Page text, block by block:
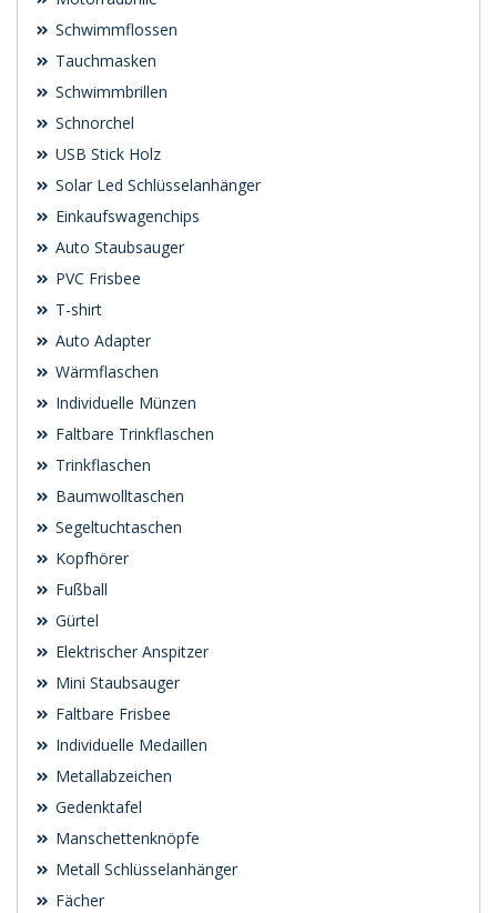
Schwimmflossen
Tauchmasken
Schwimmbrillen
Schnorchel
USB Stick Holz
Solar Led Schlüsselanhänger
Einkaufswagenchips
Auto Staubsauger
PVC Frisbee
T-shirt
Auto Adapter
Wärmflaschen
Individuelle Münzen
Faltbare Trinkflaschen
Trinkflaschen
Baumwolltaschen
Segeltuchtaschen
Kopfhörer
Fußball
Gürtel
Elektrischer Anspitzer
Mini Staubsauger
Faltbare Frisbee
Individuelle Medaillen
Metallabzeichen
Gedenktafel
Manschettenknöpfe
Metall Schlüsselanhänger
Fächer